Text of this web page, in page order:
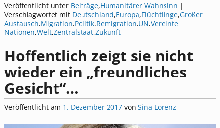
Veröffentlicht unter Beiträge,Humanitärer Wahnsinn |
Verschlagwortet mit Deutschland,Europa,Flüchtlinge,Großer
Austausch,Migration,Politik,Remigration,UN,Vereinte
Nationen,Welt,Zentralstaat,Zukunft
Hoffentlich zeigt sie nicht
wieder ein „freundliches
Gesicht“…
Veröffentlicht am 1. Dezember 2017 von Sina Lorenz